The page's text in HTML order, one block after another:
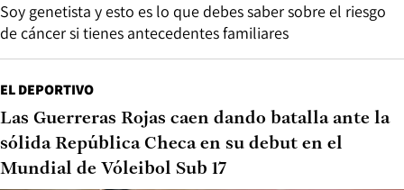
Soy genetista y esto es lo que debes saber sobre el riesgo
de cáncer si tienes antecedentes familiares
EL DEPORTIVO
Las Guerreras Rojas caen dando batalla ante la
sólida República Checa en su debut en el
Mundial de Vóleibol Sub 17